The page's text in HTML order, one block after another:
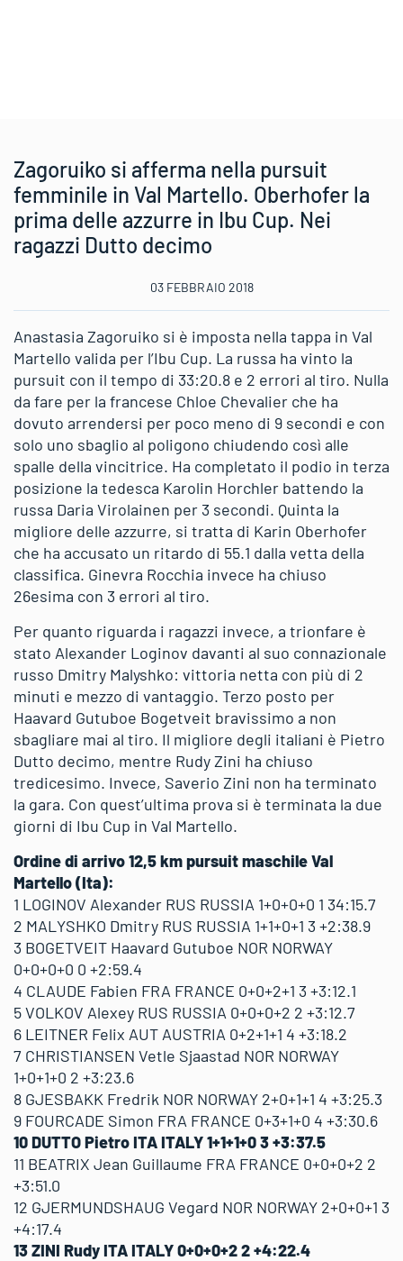
Zagoruiko si afferma nella pursuit
femminile in Val Martello. Oberhofer la
prima delle azzurre in Ibu Cup. Nei
ragazzi Dutto decimo
03 FEBBRAIO 2018
Anastasia Zagoruiko si è imposta nella tappa in Val
Martello valida per l’Ibu Cup. La russa ha vinto la
pursuit con il tempo di 33:20.8 e 2 errori al tiro. Nulla
da fare per la francese Chloe Chevalier che ha
dovuto arrendersi per poco meno di 9 secondi e con
solo uno sbaglio al poligono chiudendo così alle
spalle della vincitrice. Ha completato il podio in terza
posizione la tedesca Karolin Horchler battendo la
russa Daria Virolainen per 3 secondi. Quinta la
migliore delle azzurre, si tratta di Karin Oberhofer
che ha accusato un ritardo di 55.1 dalla vetta della
classifica. Ginevra Rocchia invece ha chiuso
26esima con 3 errori al tiro.
Per quanto riguarda i ragazzi invece, a trionfare è
stato Alexander Loginov davanti al suo connazionale
russo Dmitry Malyshko: vittoria netta con più di 2
minuti e mezzo di vantaggio. Terzo posto per
Haavard Gutuboe Bogetveit bravissimo a non
sbagliare mai al tiro. Il migliore degli italiani è Pietro
Dutto decimo, mentre Rudy Zini ha chiuso
tredicesimo. Invece, Saverio Zini non ha terminato
la gara. Con quest’ultima prova si è terminata la due
giorni di Ibu Cup in Val Martello.
Ordine di arrivo 12,5 km pursuit maschile Val
Martello (Ita):
1 LOGINOV Alexander RUS RUSSIA 1+0+0+0 1 34:15.7
2 MALYSHKO Dmitry RUS RUSSIA 1+1+0+1 3 +2:38.9
3 BOGETVEIT Haavard Gutuboe NOR NORWAY
0+0+0+0 0 +2:59.4
4 CLAUDE Fabien FRA FRANCE 0+0+2+1 3 +3:12.1
5 VOLKOV Alexey RUS RUSSIA 0+0+0+2 2 +3:12.7
6 LEITNER Felix AUT AUSTRIA 0+2+1+1 4 +3:18.2
7 CHRISTIANSEN Vetle Sjaastad NOR NORWAY
1+0+1+0 2 +3:23.6
8 GJESBAKK Fredrik NOR NORWAY 2+0+1+1 4 +3:25.3
9 FOURCADE Simon FRA FRANCE 0+3+1+0 4 +3:30.6
10 DUTTO Pietro ITA ITALY 1+1+1+0 3 +3:37.5
11 BEATRIX Jean Guillaume FRA FRANCE 0+0+0+2 2
+3:51.0
12 GJERMUNDSHAUG Vegard NOR NORWAY 2+0+0+1 3
+4:17.4
13 ZINI Rudy ITA ITALY 0+0+0+2 2 +4:22.4